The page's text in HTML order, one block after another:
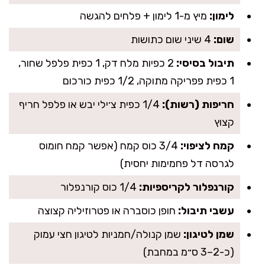
לימון: מיץ מ-1 לימון + פלחים להגשה
שום:
תיבול בסיסי:
2 כפיות מלח דק, 1 כפית פלפל שחור,
1 כפית פפריקה מתוקה, 1/2 כפית כורכום
חריפות (רשות):
1/4 כפית צ׳ילי יבש או פלפל חריף
קצוץ
קמח לציפוי:
3/4 כוס קמח (אפשר קמח חומוס
לגרסה דל פחמימות יחסית)
קורנפלור לקריספיות:
עשבי תיבול: חופן כוסברה או פטרוזיליה קצוצה
שמן לטיגון: שמן קנולה/חמניות לטיגון חצי עמוק
(כ-2–3 ס״מ במחבת)